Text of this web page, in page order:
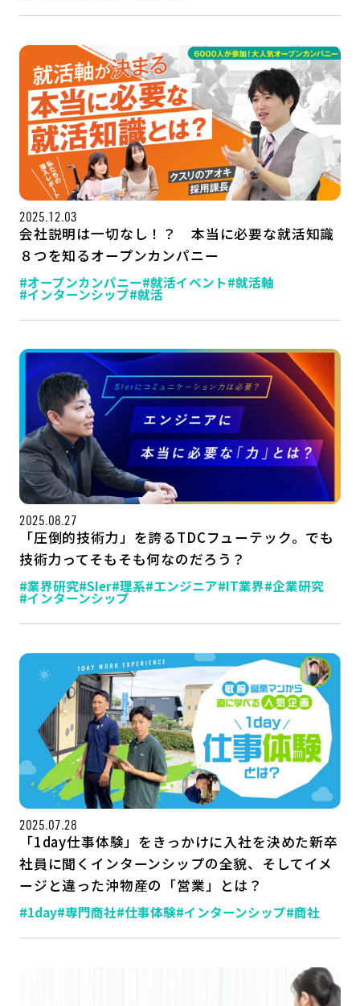
2025.12.03
会社説明は一切なし！？ 本当に必要な就活知識
８つを知るオープンカンパニー
#オープンカンパニー#就活イベント#就活軸
#インターンシップ#就活
2025.08.27
「圧倒的技術力」を誇るTDCフューテック。でも
技術力ってそもそも何なのだろう？
#業界研究#SIer#理系#エンジニア#IT業界#企業研究
#インターンシップ
2025.07.28
「1day仕事体験」をきっかけに入社を決めた新卒
社員に聞くインターンシップの全貌、そしてイメ
ージと違った沖物産の「営業」とは？
#1day#専門商社#仕事体験#インターンシップ#商社